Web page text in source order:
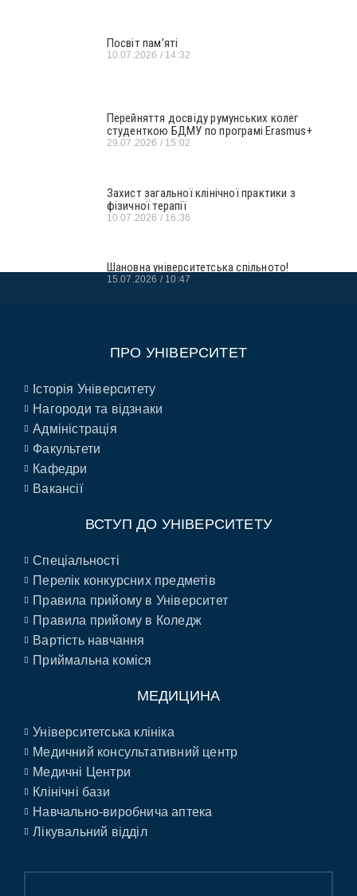
Посвіт пам’яті
10.07.2026 14:32
Перейняття досвіду румунських колег
студенткою БДМУ по програмі Erasmus+
29.07.2026 15:02
Захист загальної клінічної практики з
фізичної терапії
10.07.2026 16:36
Шановна університетська спільното!
15.07.2026 10:47
ПРО УНІВЕРСИТЕТ
Історія Університету
Нагороди та відзнаки
Адміністрація
Факультети
Кафедри
Вакансії
ВСТУП ДО УНІВЕРСИТЕТУ
Спеціальності
Перелік конкурсних предметів
Правила прийому в Університет
Правила прийому в Коледж
Вартість навчання
Приймальна коміся
МЕДИЦИНА
Університетська клініка
Медичний консультативний центр
Медичні Центри
Клінічні бази
Навчально-виробнича аптека
Лікувальний відділ